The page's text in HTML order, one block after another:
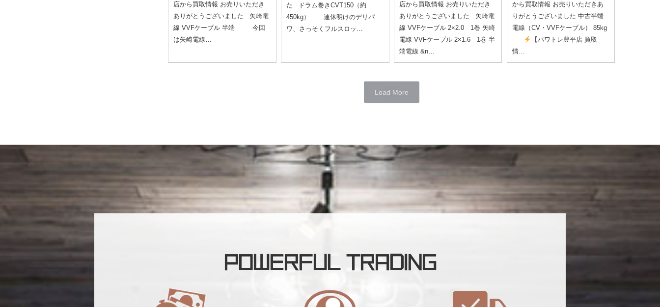
店から買取情報 お売りいただき
ありがとうございました 矢崎電
線 VVFケーブル 半端 今回
は矢崎電線…
た ドラム巻きCVT150（約
450kg） 連休明けのデリパ
ワ、さっそくフルスロッ…
店から買取情報 お売りいただき
ありがとうございました 矢崎電
線 VVFケーブル 2×2.0 1巻 矢崎
電線 VVFケーブル 2×1.6 1巻 半
端電線 &n…
から買取情報 お売りいただきあ
りがとうございました 中古半端
電線（CV・VVFケーブル） 85kg
【パワトレ豊平店 買取
情…
Load More
POWERFUL TRADING